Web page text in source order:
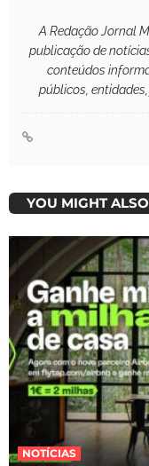
A Redação Jornal
publicação de
conteúdos
públicos,
YOU MIGHT
NOTÍCIAS